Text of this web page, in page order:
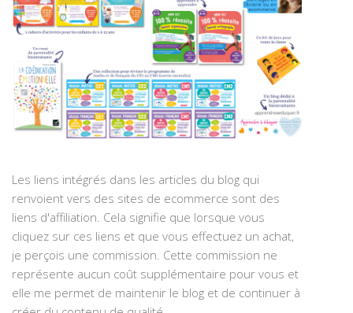
Les liens intégrés dans les articles du blog qui
renvoient vers des sites de ecommerce sont des
liens d'affiliation. Cela signifie que lorsque vous
cliquez sur ces liens et que vous effectuez un achat,
je perçois une commission. Cette commission ne
représente aucun coût supplémentaire pour vous et
elle me permet de maintenir le blog et de continuer à